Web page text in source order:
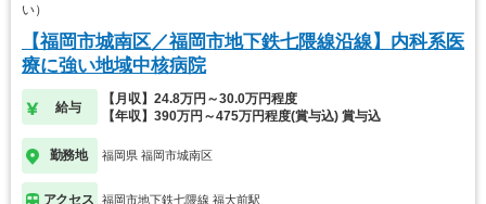
い）
【福岡市城南区／福岡市地下鉄七隈線沿線】内科系医
療に強い地域中核病院
給与
【月収】24.8万円～30.0万円程度
【年収】390万円～475万円程度(賞与込) 賞与込
勤務地 福岡県 福岡市城南区
アクセス 福岡市地下鉄七隈線 福大前駅